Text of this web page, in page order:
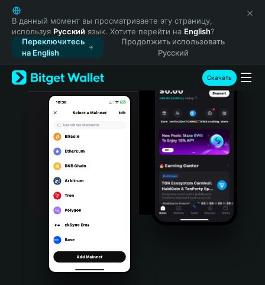
English
日本語
Tiếng Việt
Русский
Español (Latinoamérica)
Türkçe
Italiano
Português (Portugal)
Bahasa Indonesia
Português (Brasil)
Español (Argentina)
В данный момент вы просматриваете эту страницу,
используя Русский язык. Хотите перейти на English?
Переключитесь
на English
Продолжить использовать
Русский
Скачать